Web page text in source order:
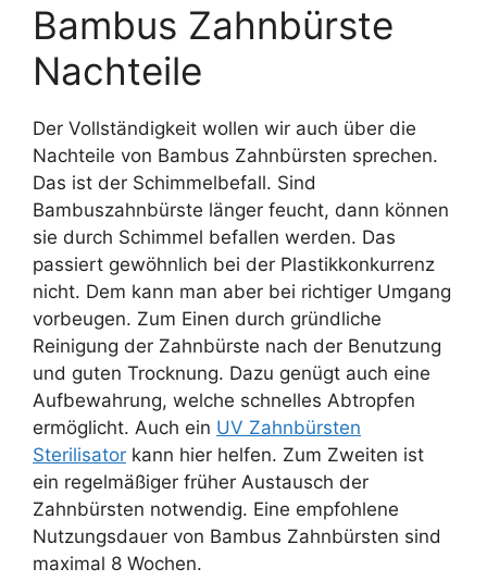
Bambus Zahnbürste
Nachteile
Der Vollständigkeit wollen wir auch über die
Nachteile von Bambus Zahnbürsten sprechen.
Das ist der Schimmelbefall. Sind
Bambuszahnbürste länger feucht, dann können
sie durch Schimmel befallen werden. Das
passiert gewöhnlich bei der Plastikkonkurrenz
nicht. Dem kann man aber bei richtiger Umgang
vorbeugen. Zum Einen durch gründliche
Reinigung der Zahnbürste nach der Benutzung
und guten Trocknung. Dazu genügt auch eine
Aufbewahrung, welche schnelles Abtropfen
ermöglicht. Auch ein UV Zahnbürsten
Sterilisator kann hier helfen. Zum Zweiten ist
ein regelmäßiger früher Austausch der
Zahnbürsten notwendig. Eine empfohlene
Nutzungsdauer von Bambus Zahnbürsten sind
maximal 8 Wochen.